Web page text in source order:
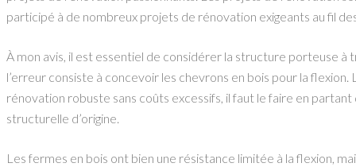
participé à de nombreux projets de rénovation exigeants au fil
À mon avis, il est essentiel de considérer la structure porteuse à
l’erreur consiste à concevoir les chevrons en bois pour la
rénovation robuste sans coûts excessifs, il faut le faire en
structurelle d’origine.
Les fermes en bois ont bien une résistance limitée à la flexion,